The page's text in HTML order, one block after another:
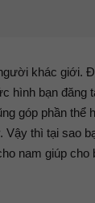
khác giới.
hình bạn đăng
góp phần thể
thì tại sao
nam giúp cho